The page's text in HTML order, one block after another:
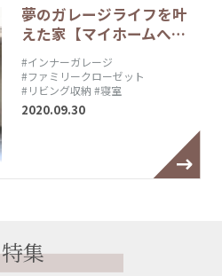
夢のガレージライフを叶
えた家【マイホームへ…
#インナーガレージ
#ファミリークローゼット
#リビング収納 #寝室
2020.09.30
特集